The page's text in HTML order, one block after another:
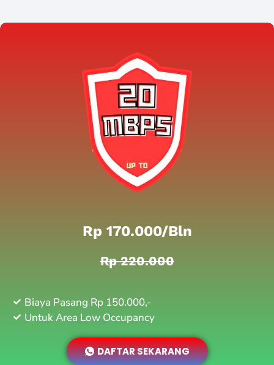
Rp 170.000/bln
Rp 220.000
Biaya Pasang Rp 150.000,-
Untuk Area Low Occupancy
DAFTAR SEKARANG